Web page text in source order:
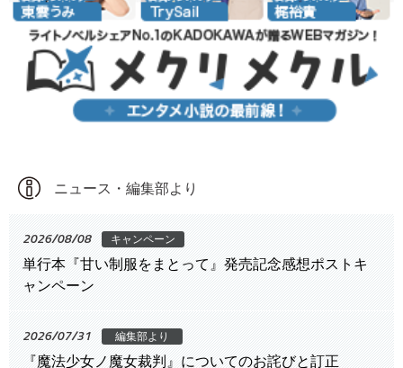
ニュース・編集部より
2026/08/08 キャンペーン
単行本『甘い制服をまとって』発売記念感想ポストキ
ャンペーン
2026/07/31 編集部より
『魔法少女ノ魔女裁判』についてのお詫びと訂正